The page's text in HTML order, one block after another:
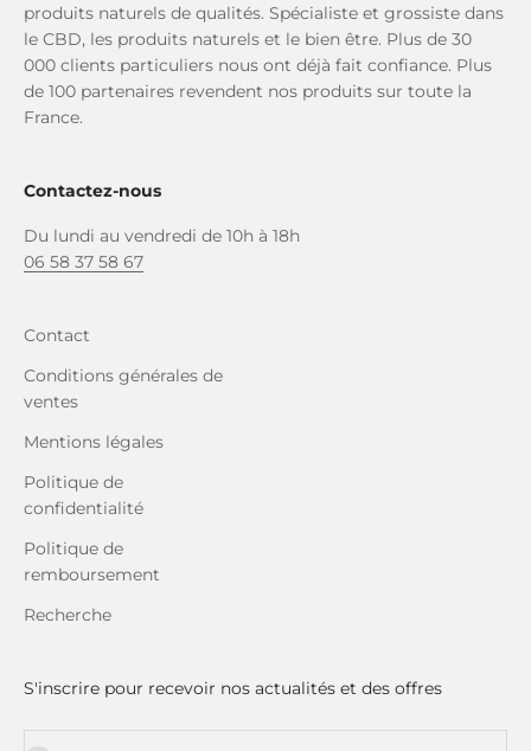
produits naturels de qualités. Spécialiste et grossiste dans
le CBD, les produits naturels et le bien être. Plus de 30
000 clients particuliers nous ont déjà fait confiance. Plus
de 100 partenaires revendent nos produits sur toute la
France.
Contactez-nous
Du lundi au vendredi de 10h à 18h
06 58 37 58 67
Contact
Conditions générales de
ventes
Mentions légales
Politique de
confidentialité
Politique de
remboursement
Recherche
S'inscrire pour recevoir nos actualités et des offres